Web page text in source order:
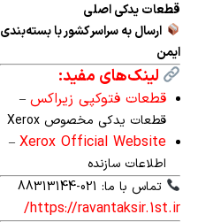
قطعات یدکی اصلی
ارسال به سراسر کشور با بسته‌بندی
ایمن
لینک‌های مفید:
قطعات فتوکپی زیراکس –
قطعات یدکی مخصوص Xerox
Xerox Official Website
–
اطلاعات سازنده
تماس با ما: 021-88313144
https://ravantaksir.1st.ir/